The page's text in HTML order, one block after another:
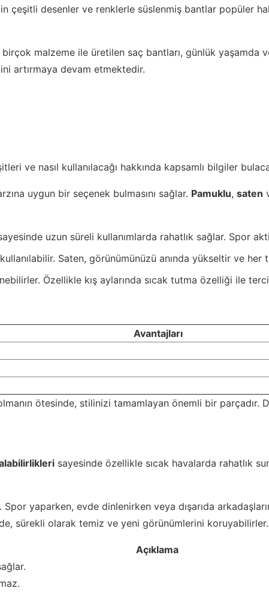
çeşitli desenler ve renklerle süslenmiş bantlar popüler
malzeme ile üretilen saç bantları, günlük yaşamda
artırmaya devam etmektedir.
ve nasıl kullanılacağı hakkında kapsamlı bilgiler
uygun bir seçenek bulmasını sağlar. Pamuklu, saten
uzun süreli kullanımlarda rahatlık sağlar. Spor
Saten, görünümünüzü anında yükseltir ve her
Özellikle kış aylarında sıcak tutma özelliği ile
Avantajları
ötesinde, stilinizi tamamlayan önemli bir
sayesinde özellikle sıcak havalarda rahatlık
yaparken, evde dinlenirken veya dışarıda
sürekli olarak temiz ve yeni görünümlerini koruyabilirler.
Açıklama